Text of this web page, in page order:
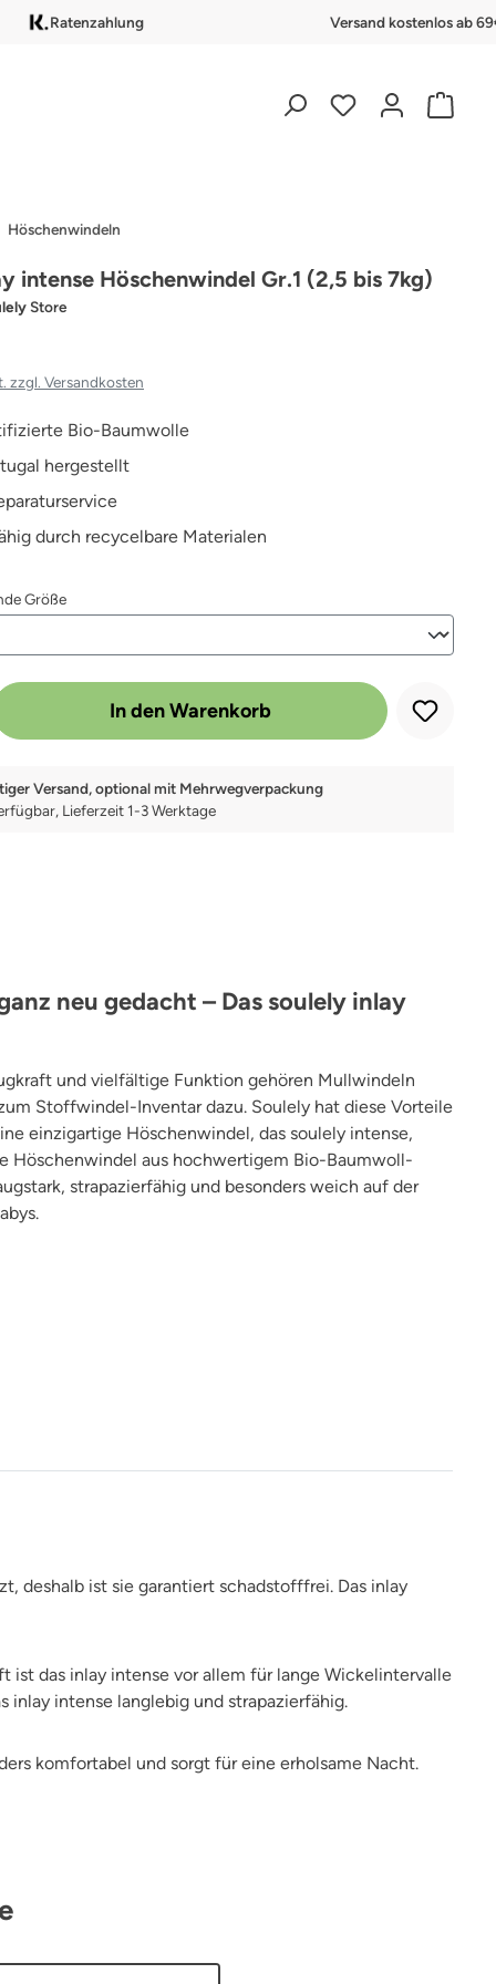
Ratenzahlung Versand kostenlos ab
Höschenwindeln
intense Höschenwindel Gr.1 (2,5 bis 7kg)
Store
zzgl. Versandkosten
Bio-Baumwolle
hergestellt
durch recycelbare Materialen
Größeauswählen
den gewünschten Wert ein oder benutze die Schaltflächen um die
In den Warenkorb
Versand, optional mit Mehrwegverpackung
Lieferzeit 1-3 Werktage
neu gedacht – Das soulely inlay
und vielfältige Funktion gehören Mullwindeln
Stoffwindel-Inventar dazu. Soulely hat diese Vorteile
einzigartige Höschenwindel, das soulely intense,
Höschenwindel aus hochwertigem Bio-Baumwoll-
strapazierfähig und besonders weich auf der
deshalb ist sie garantiert schadstofffrei. Das inlay
ist das inlay intense vor allem für lange Wickelintervalle
inlay intense langlebig und strapazierfähig.
komfortabel und sorgt für eine erholsame Nacht.